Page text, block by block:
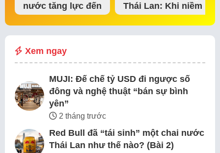
nước tăng lực đến
đế chế thể…
Thái Lan: Khi niềm
tin thị trường bắt…
Xem ngay
MUJI: Đế chế tỷ USD đi ngược số
đông và nghệ thuật “bán sự bình
yên”
2 tháng trước
Red Bull đã “tái sinh” một chai nước
Thái Lan như thế nào? (Bài 2)